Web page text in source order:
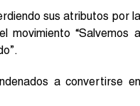
sus atributos por la
movimiento “Salvemos a
a convertirse en